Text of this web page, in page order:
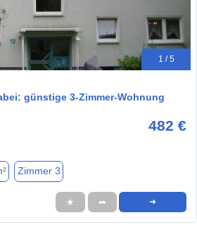
1 / 5
günstige 3-Zimmer-Wohnung
482 €
Zimmer 3
★ ➦ ➜